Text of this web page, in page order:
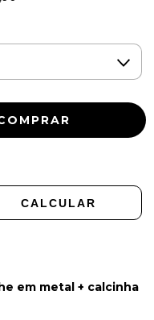
CALCULAR
em metal + calcinha